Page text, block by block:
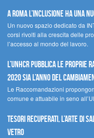
A Roma l’inclusione ha una
Un nuovo spazio dedicato da
corsi rivolti alla crescita delle
l’accesso al mondo del lavoro.
L’UNHCR pubblica le
2020 sia l’anno del
Le Raccomandazioni
comune e attuabile in seno
Tesori recuperati, l’arte di
Vetro